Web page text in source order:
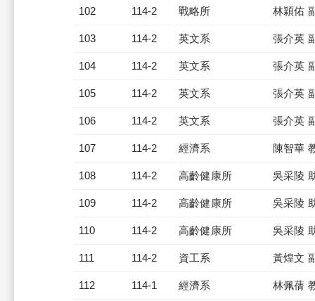
102 114-2 戰略所 林穎佑
103 114-2 英文系 張介英
104 114-2 英文系 張介英
105 114-2 英文系 張介英
106 114-2 英文系 張介英
107 114-2 經濟系 陳智華
108 114-2 高齡健康所 吳采陵
109 114-2 高齡健康所 吳采陵
110 114-2 高齡健康所 吳采陵
111 114-2 資工系 黃煌文
112 114-1 經濟系 林佩蒨